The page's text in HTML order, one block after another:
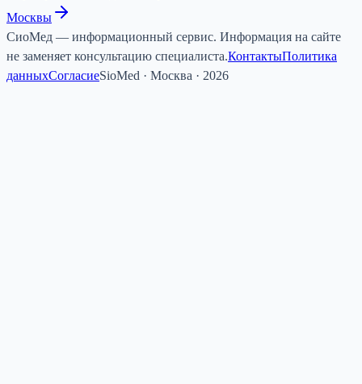
Москвы
СиоМед — информационный сервис. Информация на сайте
не заменяет консультацию специалиста.КонтактыПолитика
данныхСогласиеSioMed · Москва · 2026